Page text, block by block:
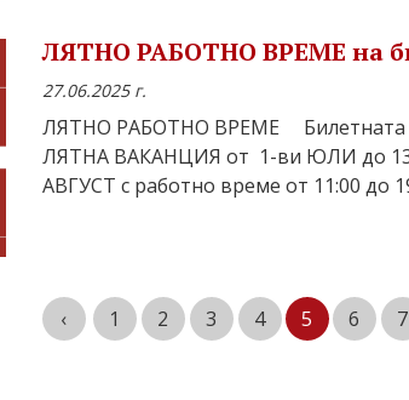
ЛЯТНО РАБОТНО ВРЕМЕ на
27.06.2025 г.
ЛЯТНО РАБОТНО ВРЕМЕ Билетната
ЛЯТНА ВАКАНЦИЯ от 1-ви ЮЛИ до
АВГУСТ с работно време от 11:00 до
‹ 1 2 3 4 5 6 7